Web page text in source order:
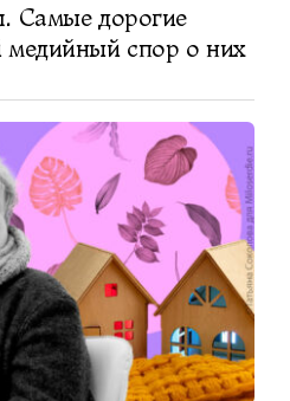
Самые дорогие
медийный спор о них